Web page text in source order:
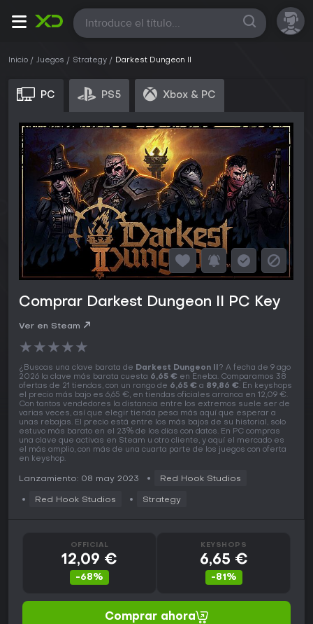
Todas
Inicio Juegos Strategy Darkest Dungeon II
PC PS5 Xbox & PC
Comprar Darkest Dungeon II PC Key
Ver en Steam
★★★★★
¿Buscas una clave barata de Darkest Dungeon II? A fecha de 9 ago
2026 la clave más barata cuesta 6,65 € en Eneba. Comparamos 38
ofertas de 21 tiendas, con un rango de 6,65 € a 89,86 €. En keyshops
el precio más bajo es 6,65 €, en tiendas oficiales arranca en 12,09 €.
Con tantos vendedores la distancia entre los extremos suele ser de
varias veces, así que elegir tienda pesa más aquí que esperar a
unas rebajas. El precio está entre los más bajos de su historial, solo
estuvo más barato en el 23% de los días con datos. En PC compras
una clave que activas en Steam u otro cliente, y aquí el mercado es
el más amplio, con más de una cuarta parte de los juegos con oferta
en keyshop.
Lanzamiento: 08 may 2023 Red Hook Studios
Red Hook Studios Strategy
OFFICIAL
12,09 €
-68%
KEYSHOPS
6,65 €
-81%
Comprar ahora